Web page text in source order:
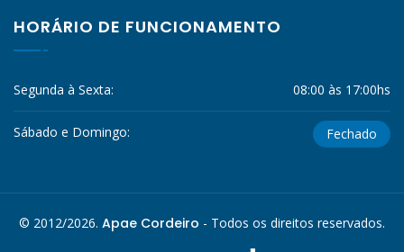
HORÁRIO DE FUNCIONAMENTO
Segunda à Sexta: 08:00 às 17:00hs
Sábado e Domingo: Fechado
© 2012/2026. Apae Cordeiro - Todos os direitos reservados.